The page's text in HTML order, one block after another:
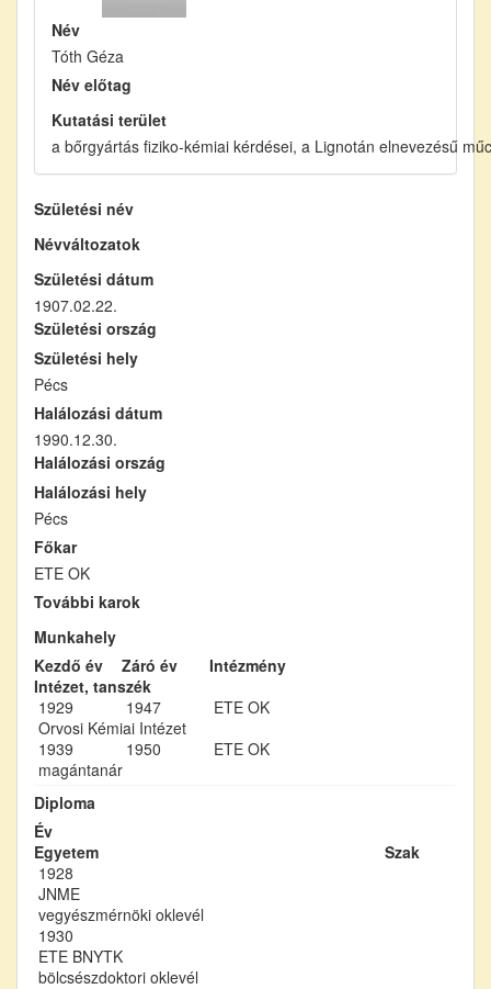
Név
Tóth Géza
Név előtag
Kutatási terület
a bőrgyártás fiziko-kémiai kérdései, a Lignotán elnevezésű
Születési név
Névváltozatok
Születési dátum
1907.02.22.
Születési ország
Születési hely
Pécs
Halálozási dátum
1990.12.30.
Halálozási ország
Halálozási hely
Pécs
Főkar
ETE OK
További karok
Munkahely
Kezdő év
Záró év
Intézmény
Intézet, tanszék
1929
1947
ETE OK
Orvosi Kémiai Intézet
1939
1950
ETE OK
magántanár
Diploma
Év
Egyetem
Szak
1928
JNME
vegyészmérnöki oklevél
1930
ETE BNYTK
bölcsészdoktori oklevél